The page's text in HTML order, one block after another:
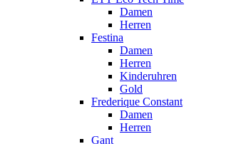
Damen
Herren
Festina
Damen
Herren
Kinderuhren
Gold
Frederique Constant
Damen
Herren
Gant